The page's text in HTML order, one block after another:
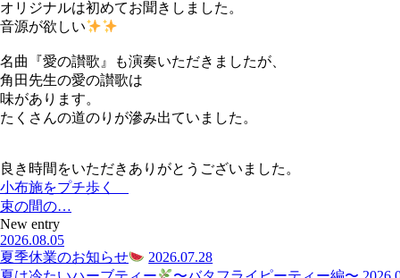
オリジナルは初めてお聞きしました。
音源が欲しい
名曲『愛の讃歌』も演奏いただきましたが、
角田先生の愛の讃歌は
味があります。
たくさんの道のりが滲み出ていました。
良き時間をいただきありがとうございました。
小布施をプチ歩く
束の間の…
New entry
2026.08.05
夏季休業のお知らせ
2026.07.28